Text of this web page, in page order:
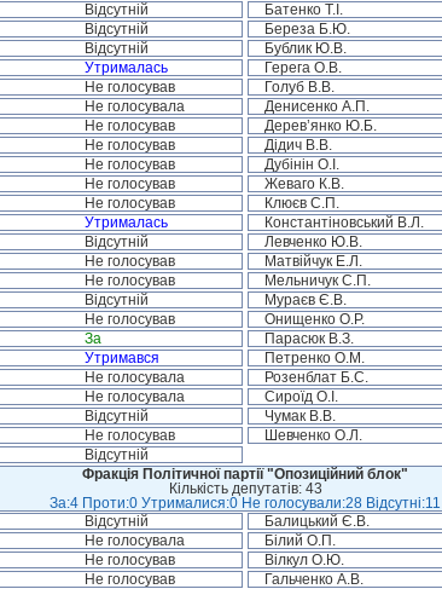
Відсутній Батенко Т.І.
Відсутній Береза Б.Ю.
Відсутній Бублик Ю.В.
Утрималась Герега О.В.
Не голосував Голуб В.В.
Не голосувала Денисенко А.П.
Не голосував Дерев’янко Ю.Б.
Не голосував Дідич В.В.
Не голосував Дубінін О.І.
Не голосував Жеваго К.В.
Не голосував Клюєв С.П.
Утрималась Константіновський В.Л.
Відсутній Левченко Ю.В.
Не голосував Матвійчук Е.Л.
Не голосував Мельничук С.П.
Відсутній Мураєв Є.В.
Не голосував Онищенко О.Р.
За Парасюк В.З.
Утримався Петренко О.М.
Не голосувала Розенблат Б.С.
Не голосувала Сироїд О.І.
Відсутній Чумак В.В.
Не голосував Шевченко О.Л.
Відсутній
Фракція Політичної партії "Опозиційний блок"
Кількість депутатів: 43
За:4 Проти:0 Утрималися:0 Не голосували:28 Відсутні:11
Відсутній Балицький Є.В.
Не голосувала Білий О.П.
Не голосував Вілкул О.Ю.
Не голосував Гальченко А.В.